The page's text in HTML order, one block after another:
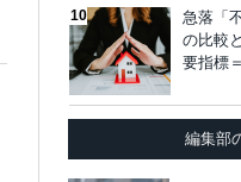
急落「
の比較
要指標
編集部